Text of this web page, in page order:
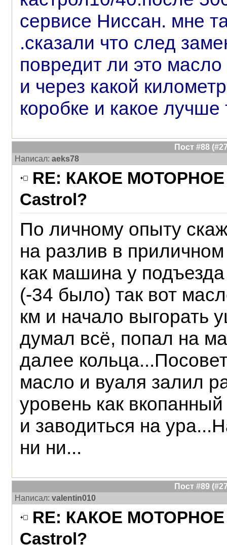
сервисе Ниссан. мне
.сказали что след
повредит ли это
и через какой
коробке и какое лучше
Пост #88
Написал: aeks78
RE: КАКОЕ
Castrol?
По личному опыту
на разлив в
как машина у
(-34 было) так вот
км и начало выгорать
думал всё, попал на
далее
масло и вуаля залил
уровень как вкопанный
и заводиться на
ни ни...
Пост #89
Написал: valentin010
RE: КАКОЕ
Castrol?